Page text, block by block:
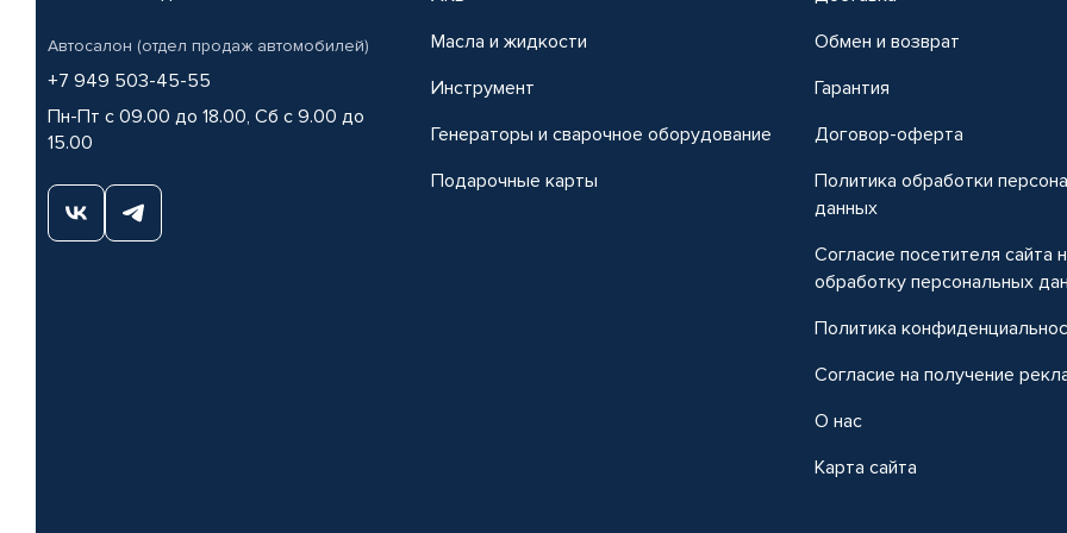
Автосалон (отдел продаж автомобилей)
+7 949 503-45-55
Пн-Пт с 09.00 до 18.00, Сб с 9.00 до
15.00
Масла и жидкости
Инструмент
Генераторы и сварочное оборудование
Подарочные карты
Обмен и возврат
Гарантия
Договор-оферта
Политика обработки
данных
Согласие посетителя сайта
обработку персональных
Политика
Согласие на получение
О нас
Карта сайта